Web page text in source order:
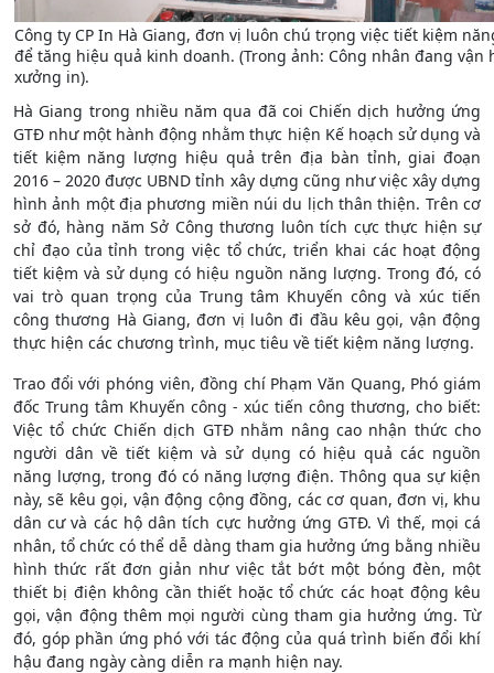
Công ty CP In Hà Giang, đơn vị luôn chú trọng việc tiết kiệm
để tăng hiệu quả kinh doanh. (Trong ảnh: Công nhân đang vận
xưởng in).
Hà Giang trong nhiều năm qua đã coi Chiến dịch hưởng ứng
GTĐ như một hành động nhằm thực hiện Kế hoạch sử dụng và
tiết kiệm năng lượng hiệu quả trên địa bàn tỉnh, giai đoạn
2016 – 2020 được UBND tỉnh xây dựng cũng như việc xây dựng
hình ảnh một địa phương miền núi du lịch thân thiện. Trên cơ
sở đó, hàng năm Sở Công thương luôn tích cực thực hiện sự
chỉ đạo của tỉnh trong việc tổ chức, triển khai các hoạt động
tiết kiệm và sử dụng có hiệu nguồn năng lượng. Trong đó, có
vai trò quan trọng của Trung tâm Khuyến công và xúc tiến
công thương Hà Giang, đơn vị luôn đi đầu kêu gọi, vận động
thực hiện các chương trình, mục tiêu về tiết kiệm năng lượng.
Trao đổi với phóng viên, đồng chí Phạm Văn Quang, Phó giám
đốc Trung tâm Khuyến công - xúc tiến công thương, cho biết:
Việc tổ chức Chiến dịch GTĐ nhằm nâng cao nhận thức cho
người dân về tiết kiệm và sử dụng có hiệu quả các nguồn
năng lượng, trong đó có năng lượng điện. Thông qua sự kiện
này, sẽ kêu gọi, vận động cộng đồng, các cơ quan, đơn vị, khu
dân cư và các hộ dân tích cực hưởng ứng GTĐ. Vì thế, mọi cá
nhân, tổ chức có thể dễ dàng tham gia hưởng ứng bằng nhiều
hình thức rất đơn giản như việc tắt bớt một bóng đèn, một
thiết bị điện không cần thiết hoặc tổ chức các hoạt động kêu
gọi, vận động thêm mọi người cùng tham gia hưởng ứng. Từ
đó, góp phần ứng phó với tác động của quá trình biến đổi khí
hậu đang ngày càng diễn ra mạnh hiện nay.